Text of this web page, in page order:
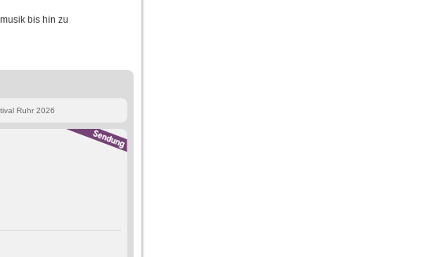
bis hin zu
Ruhr 2026